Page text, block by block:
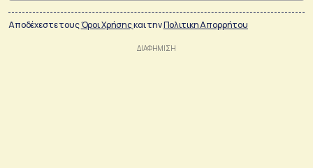
Αποδέχεστε τουςΌροι Χρήσηςκαι τηνΠολιτικη Απορρήτου